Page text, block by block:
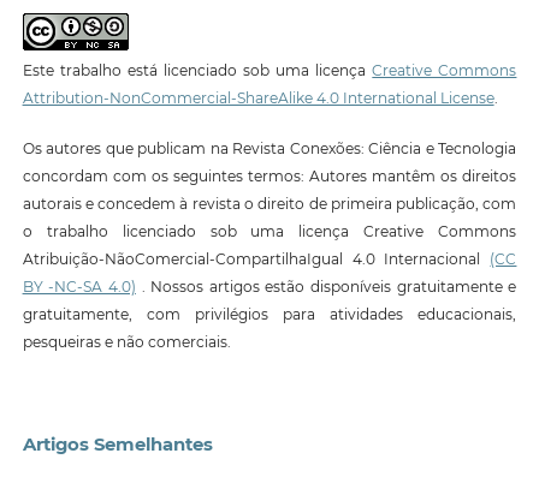
Este trabalho está licenciado sob uma licençaCreative Commons
Attribution-NonCommercial-ShareAlike 4.0 International License.
Os autores que publicam na Revista Conexões: Ciência e Tecnologia
concordam com os seguintes termos: Autores mantêm os direitos
autorais e concedem à revista o direito de primeira publicação, com
o trabalho licenciado sob uma licença Creative Commons
Atribuição-NãoComercial-CompartilhaIgual 4.0 Internacional (CC
BY -NC-SA 4.0) . Nossos artigos estão disponíveis gratuitamente e
gratuitamente, com privilégios para atividades educacionais,
pesqueiras e não comerciais.
Artigos Semelhantes